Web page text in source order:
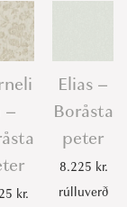
–
kr.
Elias –
Boråsta
peter
8.225 kr.
rúlluverð